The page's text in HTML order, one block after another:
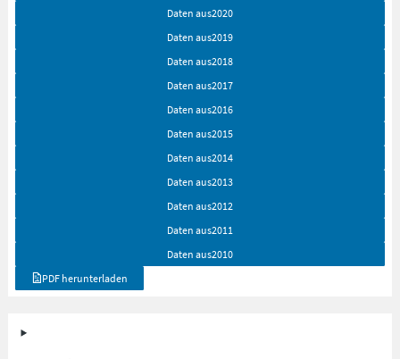
Daten aus2020
Daten aus2019
Daten aus2018
Daten aus2017
Daten aus2016
Daten aus2015
Daten aus2014
Daten aus2013
Daten aus2012
Daten aus2011
Daten aus2010
PDF herunterladen